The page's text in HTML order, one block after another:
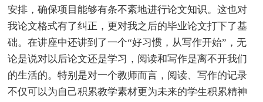
安排，确保项目能够有条不紊地进行论文知识。这也对
我论文格式有了纠正，更对我之后的毕业论文打下了基
础。在讲座中还讲到了一个“好习惯，从写作开始”，无
论是说对以后论文还是学习，阅读和写作是离不开我们
的生活的。特别是对一个教师而言，阅读、写作的记录
不仅可以为自己积累教学素材更为未来的学生积累精神